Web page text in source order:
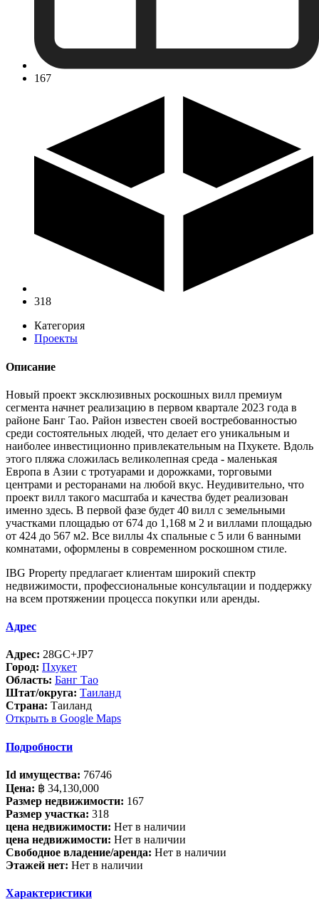
167
318
Категория
Проекты
Описание
Новый проект эксклюзивных роскошных вилл премиум
сегмента начнет реализацию в первом квартале 2023 года в
районе Банг Тао. Район известен своей востребованностью
среди состоятельных людей, что делает его уникальным и
наиболее инвестиционно привлекательным на Пхукете. Вдоль
этого пляжа сложилась великолепная среда - маленькая
Европа в Азии с тротуарами и дорожками, торговыми
центрами и ресторанами на любой вкус. Неудивительно, что
проект вилл такого масштаба и качества будет реализован
именно здесь. В первой фазе будет 40 вилл с земельными
участками площадью от 674 до 1,168 м 2 и виллами площадью
от 424 до 567 м2. Все виллы 4х спальные с 5 или 6 ванными
комнатами, оформлены в современном роскошном стиле.
IBG Property предлагает клиентам широкий спектр
недвижимости, профессиональные консультации и поддержку
на всем протяжении процесса покупки или аренды.
Адрес
Адрес: 28GC+JP7
Город: Пхукет
Область: Банг Тао
Штат/округа: Таиланд
Страна: Таиланд
Открыть в Google Maps
Подробности
Id имущества: 76746
Цена: ฿ 34,130,000
Размер недвижимости: 167
Размер участка: 318
цена недвижимости: Нет в наличии
цена недвижимости: Нет в наличии
Свободное владение/аренда: Нет в наличии
Этажей нет: Нет в наличии
Характеристики